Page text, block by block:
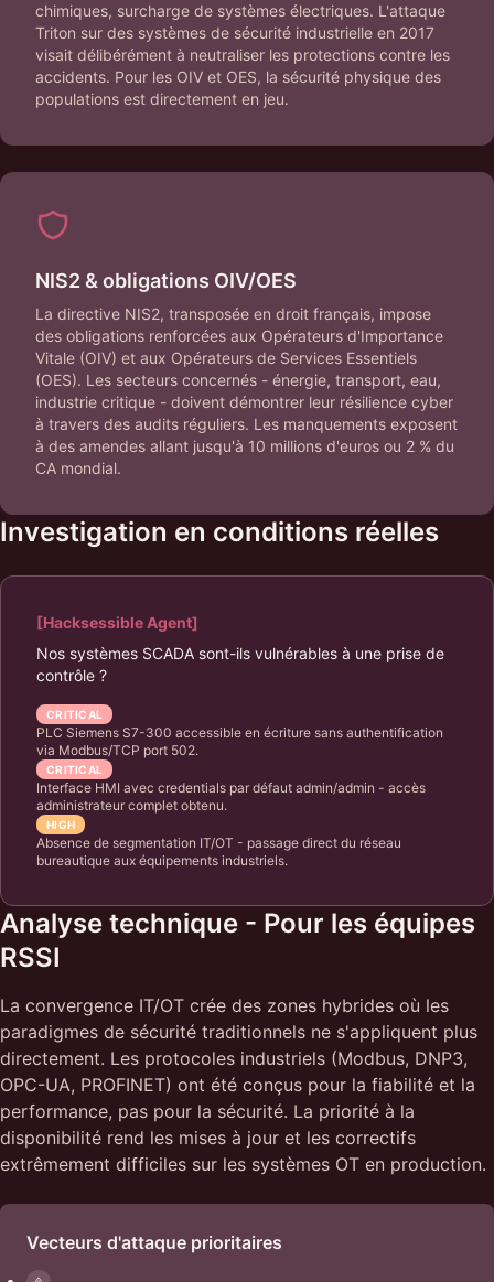
chimiques, surcharge de systèmes électriques. L'attaque
Triton sur des systèmes de sécurité industrielle en 2017
visait délibérément à neutraliser les protections contre les
accidents. Pour les OIV et OES, la sécurité physique des
populations est directement en jeu.
NIS2 & obligations OIV/OES
La directive NIS2, transposée en droit français, impose
des obligations renforcées aux Opérateurs d'Importance
Vitale (OIV) et aux Opérateurs de Services Essentiels
(OES). Les secteurs concernés - énergie, transport, eau,
industrie critique - doivent démontrer leur résilience cyber
à travers des audits réguliers. Les manquements exposent
à des amendes allant jusqu'à 10 millions d'euros ou 2 % du
CA mondial.
Investigation en conditions réelles
[Hacksessible Agent]
Nos systèmes SCADA sont-ils vulnérables à une prise de
contrôle ?
CRITICAL
PLC Siemens S7-300 accessible en écriture sans authentification
via Modbus/TCP port 502.
CRITICAL
Interface HMI avec credentials par défaut admin/admin - accès
administrateur complet obtenu.
HIGH
Absence de segmentation IT/OT - passage direct du réseau
bureautique aux équipements industriels.
Analyse technique - Pour les équipes
RSSI
La convergence IT/OT crée des zones hybrides où les
paradigmes de sécurité traditionnels ne s'appliquent plus
directement. Les protocoles industriels (Modbus, DNP3,
OPC-UA, PROFINET) ont été conçus pour la fiabilité et la
performance, pas pour la sécurité. La priorité à la
disponibilité rend les mises à jour et les correctifs
extrêmement difficiles sur les systèmes OT en production.
Vecteurs d'attaque prioritaires